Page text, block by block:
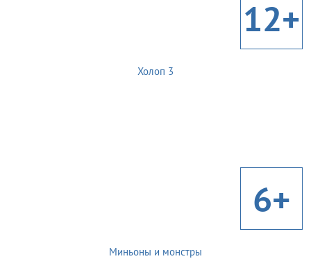
12+
Холоп 3
6+
Миньоны и монстры